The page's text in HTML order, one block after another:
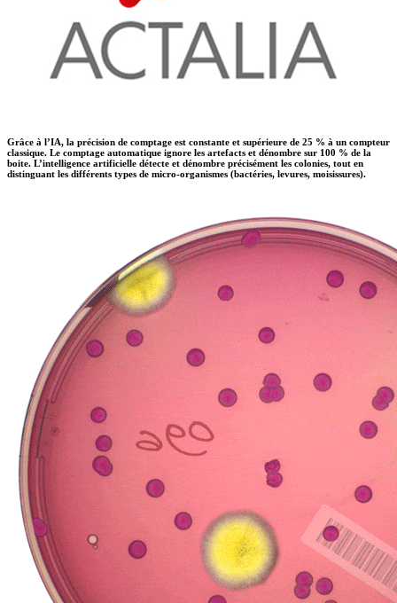
Grâce à l’IA, la précision de comptage est constante et supérieure de 25 % à un compteur
classique. Le comptage automatique ignore les artefacts et dénombre sur 100 % de la
boite. L’intelligence artificielle détecte et dénombre précisément les colonies, tout en
distinguant les différents types de micro-organismes (bactéries, levures, moisissures).